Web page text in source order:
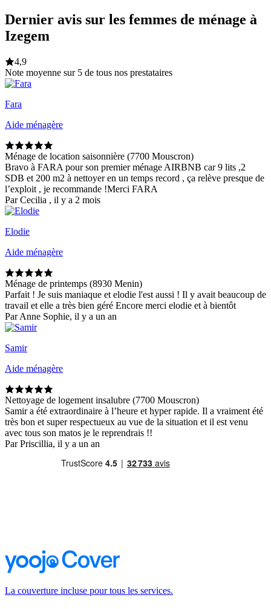
Dernier avis sur les femmes de ménage à
Izegem
4,9
Note moyenne sur 5 de tous nos prestataires
Fara
Aide ménagère
Ménage de location saisonnière (7700 Mouscron)
Bravo à FARA pour son premier ménage AIRBNB car 9 lits ,2
SDB et 200 m2 à nettoyer en un temps record , ça relève presque de
l’exploit , je recommande !Merci FARA
Par Cecilia , il y a 2 mois
Elodie
Aide ménagère
Ménage de printemps (8930 Menin)
Parfait ! Je suis maniaque et elodie l'est aussi ! Il y avait beaucoup de
travail et elle a très bien géré Encore merci elodie et à bientôt
Par Anne Sophie, il y a un an
Samir
Aide ménagère
Nettoyage de logement insalubre (7700 Mouscron)
Samir a été extraordinaire à l’heure et hyper rapide. Il a vraiment été
très bon et super respectueux au vue de la situation et il est venu
avec tous son matos je le reprendrais !!
Par Priscillia, il y a un an
La couverture incluse pour tous les services.